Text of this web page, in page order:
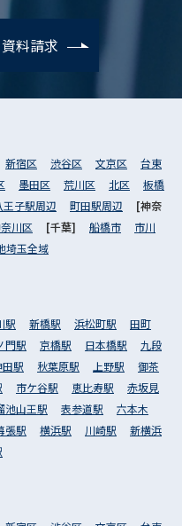
料請求
新宿区 渋谷区 文京区
台東
墨田区 荒川区 北区
板橋
王子駅周辺 町田駅周辺
[神奈
川区 [千葉] 船橋市
市川
埼玉全域
駅 新橋駅 浜松町駅
田町
門駅 京橋駅 日本橋駅
九段
駅 秋葉原駅 上野駅
御茶
市ケ谷駅 恵比寿駅
赤坂見
池山王駅 表参道駅
六本木
張駅 横浜駅 川崎駅
新横浜